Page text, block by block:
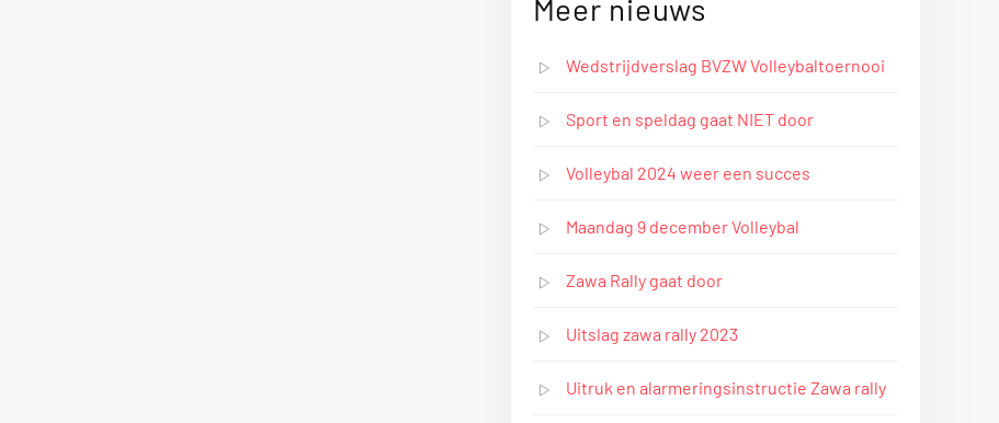
Meer nieuws
Wedstrijdverslag BVZW Volleybaltoernooi
Sport en speldag gaat NIET door
Volleybal 2024 weer een succes
Maandag 9 december Volleybal
Zawa Rally gaat door
Uitslag zawa rally 2023
Uitruk en alarmeringsinstructie Zawa rally